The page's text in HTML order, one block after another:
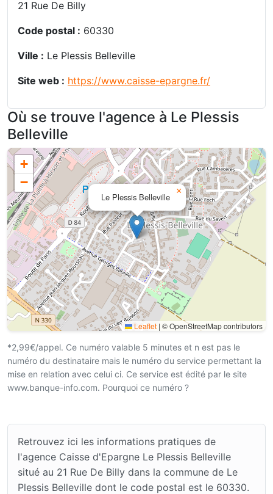
21 Rue De Billy
Code postal : 60330
Ville : Le Plessis Belleville
Site web : https://www.caisse-epargne.fr/
Où se trouve l'agence à Le Plessis
Belleville
Le Plessis Belleville
×
+
−
Leaflet | © OpenStreetMap contributors
*2,99€/appel. Ce numéro valable 5 minutes et n est pas le
numéro du destinataire mais le numéro du service permettant la
mise en relation avec celui ci. Ce service est édité par le site
www.banque-info.com. Pourquoi ce numéro ?
Retrouvez ici les informations pratiques de
l'agence Caisse d'Epargne Le Plessis Belleville
situé au 21 Rue De Billy dans la commune de Le
Plessis Belleville dont le code postal est le 60330.